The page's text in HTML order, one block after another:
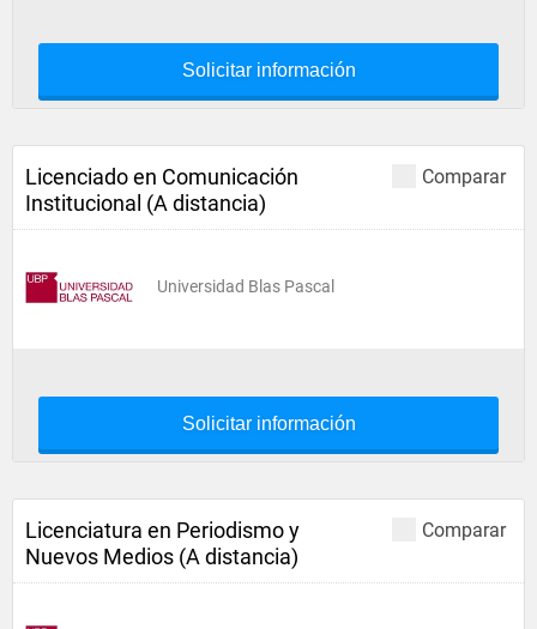
Solicitar información
Comparar
Licenciado en Comunicación
Institucional (A distancia)
Universidad Blas Pascal
Solicitar información
Comparar
Licenciatura en Periodismo y
Nuevos Medios (A distancia)